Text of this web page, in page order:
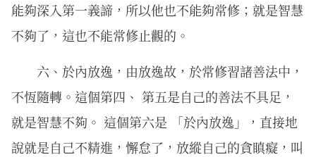
能夠深入第一義諦，所以他也不能夠常修；就是智慧
不夠了，這也不能常修止觀的。
六、於內放逸，由放逸故，於常修習諸善法中，
不恆隨轉。這個第四、 第五是自己的善法不具足，
就是智慧不夠。 這個第六是 「於內放逸」，直接地
說就是自己不精進，懈怠了，放縱自己的貪瞋癡，叫